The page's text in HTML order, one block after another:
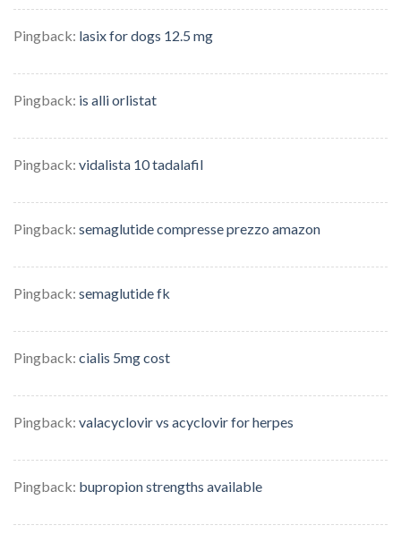
Pingback: lasix for dogs 12.5 mg
Pingback: is alli orlistat
Pingback: vidalista 10 tadalafil
Pingback: semaglutide compresse prezzo amazon
Pingback: semaglutide fk
Pingback: cialis 5mg cost
Pingback: valacyclovir vs acyclovir for herpes
Pingback: bupropion strengths available